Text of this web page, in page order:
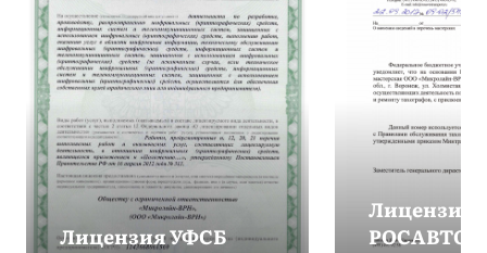
Лицензия УФСБ
Лицензия